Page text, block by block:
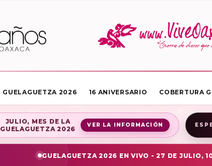
GUELAGUETZA 2026 16 ANIVERSARIO COBERTURA
JULIO, MES DE LA
GUELAGUETZA 2026
VER LA INFORMACIÓN
GUELAGUETZA 2026 EN VIVO - 27 DE JULIO,